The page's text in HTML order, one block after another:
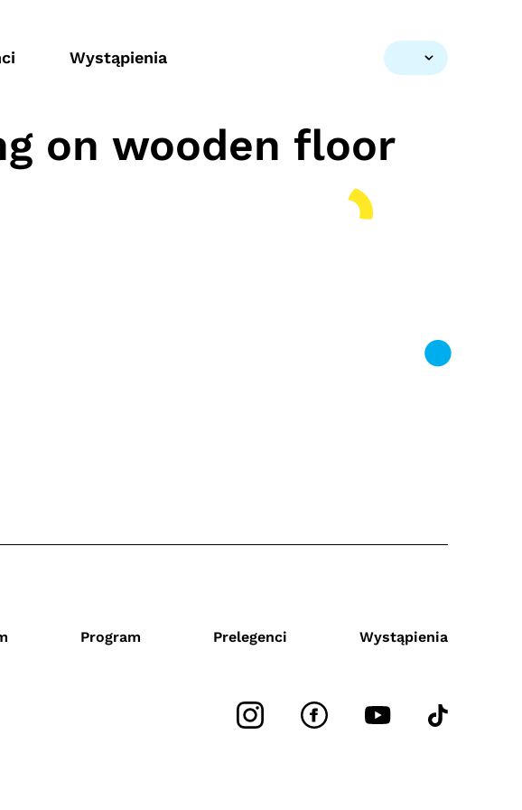
Wystąpienia
on wooden floor
Program Prelegenci Wystąpienia